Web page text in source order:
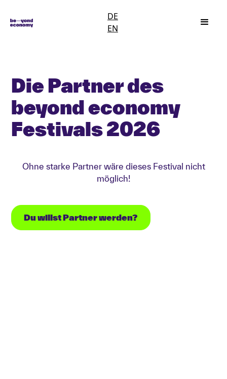
DE
EN
Die Partner des
beyond economy
Festivals 2026
Ohne starke Partner wäre dieses Festival nicht
möglich!
Du willst Partner werden?